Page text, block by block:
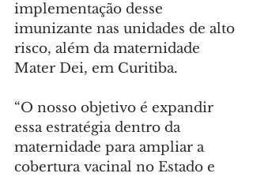
implementação desse
imunizante nas unidades de alto
risco, além da maternidade
Mater Dei, em Curitiba.
“O nosso objetivo é expandir
essa estratégia dentro da
maternidade para ampliar a
cobertura vacinal no Estado e